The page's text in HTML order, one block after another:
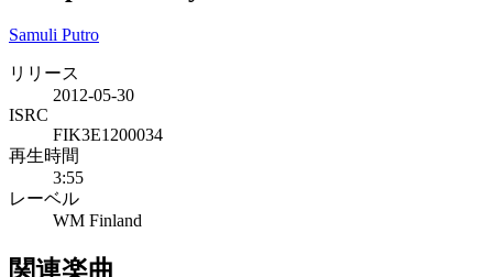
Samuli Putro
リリース
2012-05-30
ISRC
FIK3E1200034
再生時間
3:55
レーベル
WM Finland
関連楽曲